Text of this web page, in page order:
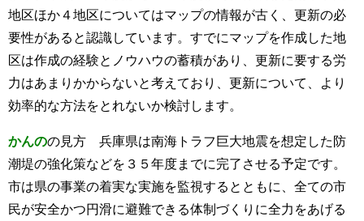
地区ほか４地区についてはマップの情報が古く、更新の必
要性があると認識しています。すでにマップを作成した地
区は作成の経験とノウハウの蓄積があり、更新に要する労
力はあまりかからないと考えており、更新について、より
効率的な方法をとれないか検討します。
かんのの見方 兵庫県は南海トラフ巨大地震を想定した防
潮堤の強化策などを３５年度までに完了させる予定です。
市は県の事業の着実な実施を監視するとともに、全ての市
民が安全かつ円滑に避難できる体制づくりに全力をあげる